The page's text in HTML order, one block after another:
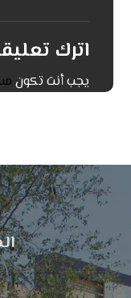
اترك
يجب أنت تكون